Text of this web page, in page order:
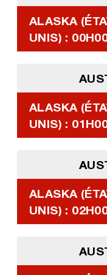
ALASKA
UNIS) :
ALASKA
UNIS) :
ALASKA
UNIS) :